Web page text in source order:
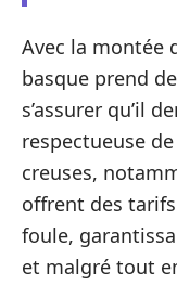
Avec la montée
basque prend
s’assurer qu’il
respectueuse
creuses,
offrent des
foule,
et malgré tout